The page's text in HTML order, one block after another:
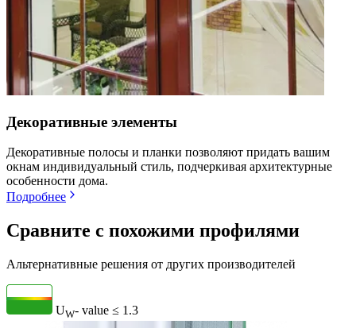
Декоративные элементы
Декоративные полосы и планки позволяют придать вашим
окнам индивидуальный стиль, подчеркивая архитектурные
особенности дома.
Подробнее
Сравните с похожими профилями
Альтернативные решения от других производителей
UW- value ≤ 1.3